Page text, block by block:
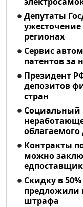
Депутаты
регионах
Сервис
патентов за
Президент
депозитов
стран
Социальный
облагаемого
Контракты
можно
Скидку в
предложили
штрафа